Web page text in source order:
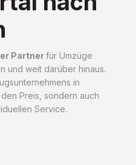
Partnerfür Umzüge
und weit darüber hinaus.
in
Preis, sondern auch
Service.